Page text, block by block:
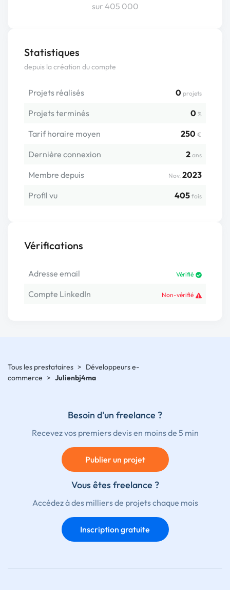
sur 405 000
Statistiques
depuis la création du compte
Projets réalisés 0 projets
Projets terminés 0 %
Tarif horaire moyen 250 €
Dernière connexion 2 ans
Membre depuis Nov. 2023
Profil vu
405 fois
Vérifications
Adresse email Vérifié
Compte LinkedIn Non-vérifié
Tous les prestataires > Développeurs e-
commerce > Julienbj4ma
Besoin d'un freelance ?
Recevez vos premiers devis en moins de 5 min
Publier un projet
Vous êtes freelance ?
Accédez à des milliers de projets chaque mois
Inscription gratuite